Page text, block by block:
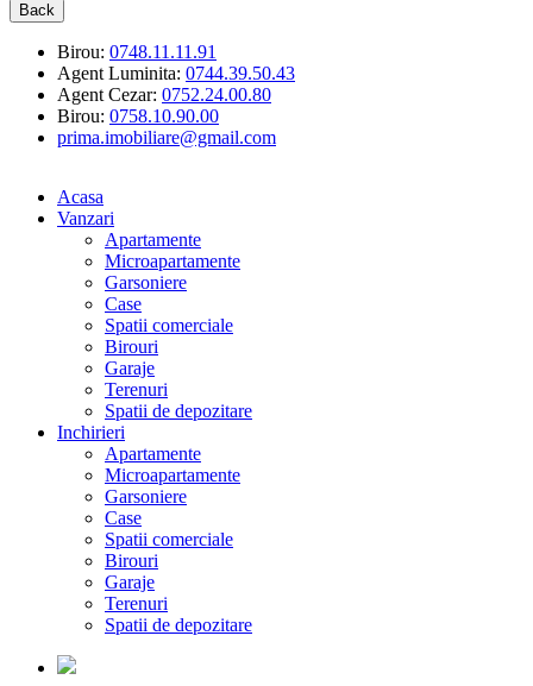
Back
Birou: 0748.11.11.91
Agent Luminita: 0744.39.50.43
Agent Cezar: 0752.24.00.80
Birou: 0758.10.90.00
prima.imobiliare@gmail.com
Acasa
Vanzari
Apartamente
Microapartamente
Garsoniere
Case
Spatii comerciale
Birouri
Garaje
Terenuri
Spatii de depozitare
Inchirieri
Apartamente
Microapartamente
Garsoniere
Case
Spatii comerciale
Birouri
Garaje
Terenuri
Spatii de depozitare